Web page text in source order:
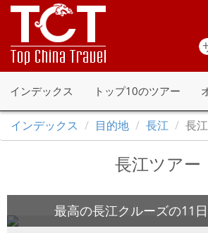
インデックス トップ10のツアー
インデックス 目的地 長江 長
長江ツアー
最高の長江クルーズの11